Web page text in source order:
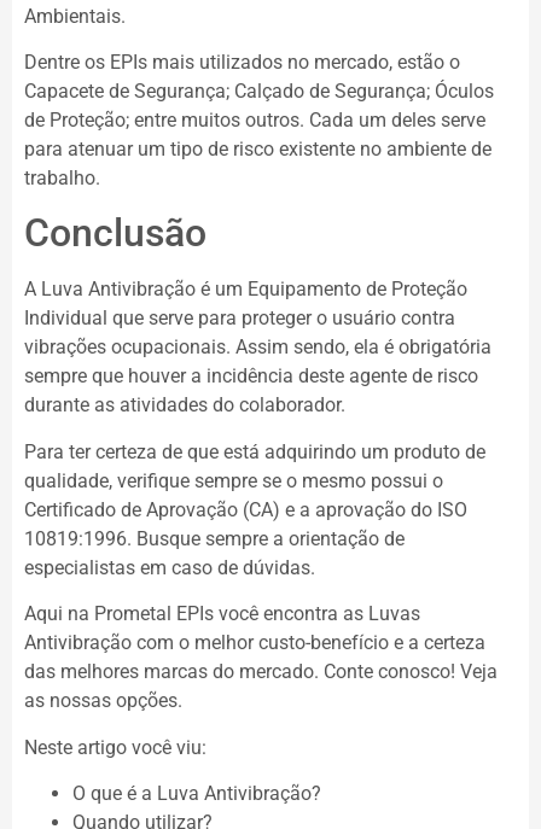
Ambientais.
Dentre os EPIs mais utilizados no mercado, estão o
Capacete de Segurança; Calçado de Segurança; Óculos
de Proteção; entre muitos outros. Cada um deles serve
para atenuar um tipo de risco existente no ambiente de
trabalho.
Conclusão
A Luva Antivibração é um Equipamento de Proteção
Individual que serve para proteger o usuário contra
vibrações ocupacionais. Assim sendo, ela é obrigatória
sempre que houver a incidência deste agente de risco
durante as atividades do colaborador.
Para ter certeza de que está adquirindo um produto de
qualidade, verifique sempre se o mesmo possui o
Certificado de Aprovação (CA) e a aprovação do ISO
10819:1996. Busque sempre a orientação de
especialistas em caso de dúvidas.
Aqui na Prometal EPIs você encontra as Luvas
Antivibração com o melhor custo-benefício e a certeza
das melhores marcas do mercado. Conte conosco! Veja
as nossas opções.
Neste artigo você viu:
O que é a Luva Antivibração?
Quando utilizar?